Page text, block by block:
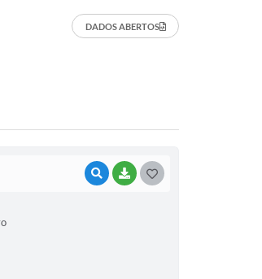
DADOS ABERTOS
VISUALIZAR
BAIXAR